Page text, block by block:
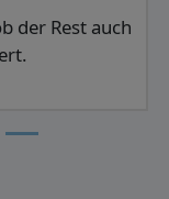
der Rest auch